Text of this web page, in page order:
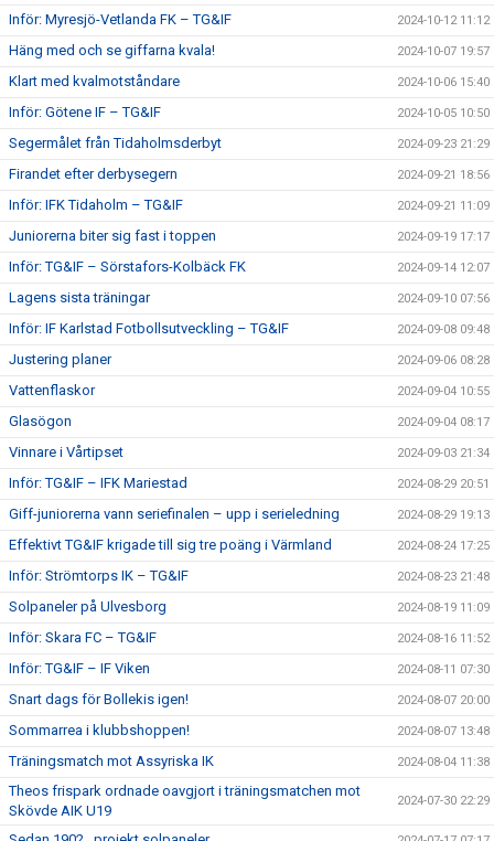
Inför: Myresjö-Vetlanda FK – TG&IF 2024-10-12 11:12
Häng med och se giffarna kvala! 2024-10-07 19:57
Klart med kvalmotståndare 2024-10-06 15:40
Inför: Götene IF – TG&IF 2024-10-05 10:50
Segermålet från Tidaholmsderbyt 2024-09-23 21:29
Firandet efter derbysegern 2024-09-21 18:56
Inför: IFK Tidaholm – TG&IF 2024-09-21 11:09
Juniorerna biter sig fast i toppen 2024-09-19 17:17
Inför: TG&IF – Sörstafors-Kolbäck FK 2024-09-14 12:07
Lagens sista träningar 2024-09-10 07:56
Inför: IF Karlstad Fotbollsutveckling – TG&IF 2024-09-08 09:48
Justering planer 2024-09-06 08:28
Vattenflaskor 2024-09-04 10:55
Glasögon 2024-09-04 08:17
Vinnare i Vårtipset 2024-09-03 21:34
Inför: TG&IF – IFK Mariestad 2024-08-29 20:51
Giff-juniorerna vann seriefinalen – upp i serieledning 2024-08-29 19:13
Effektivt TG&IF krigade till sig tre poäng i Värmland 2024-08-24 17:25
Inför: Strömtorps IK – TG&IF 2024-08-23 21:48
Solpaneler på Ulvesborg 2024-08-19 11:09
Inför: Skara FC – TG&IF 2024-08-16 11:52
Inför: TG&IF – IF Viken 2024-08-11 07:30
Snart dags för Bollekis igen! 2024-08-07 20:00
Sommarrea i klubbshoppen! 2024-08-07 13:48
Träningsmatch mot Assyriska IK 2024-08-04 11:38
Theos frispark ordnade oavgjort i träningsmatchen mot
Skövde AIK U19
2024-07-30 22:29